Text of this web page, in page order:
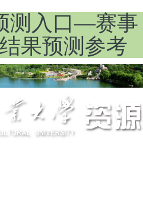
测入口—赛事
果预测参考